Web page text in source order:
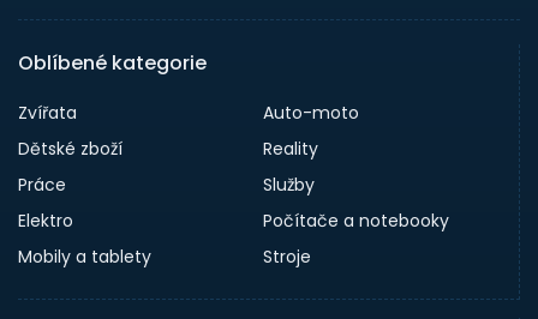
Oblíbené kategorie
Zvířata
Auto-moto
Dětské zboží
Reality
Práce
Služby
Elektro
Počítače a notebooky
Mobily a tablety
Stroje